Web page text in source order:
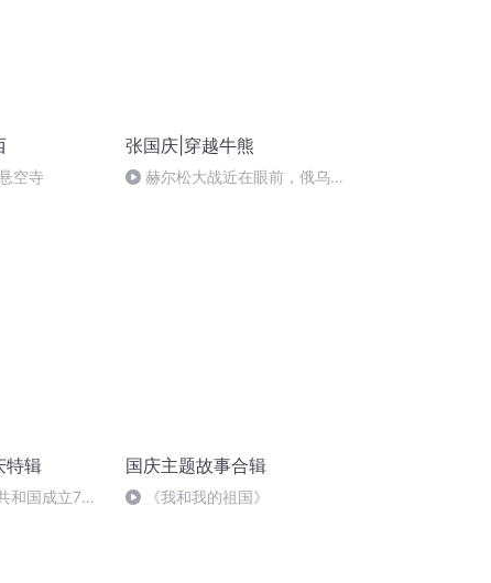
空寺
张国庆|穿越牛熊
赫尔松大战近在眼前，俄乌冲
特辑
和国成立73
国庆主题故事合辑
《我和我的祖国》